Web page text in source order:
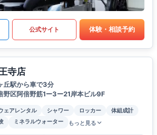
公式サイト 体験・相談予約
寺店
丘駅から車で3分
野区阿倍野筋1ー3ー21岸本ビル9F
ェアレンタル シャワー ロッカー
体組成計
ミネラルウォーター もっと見る